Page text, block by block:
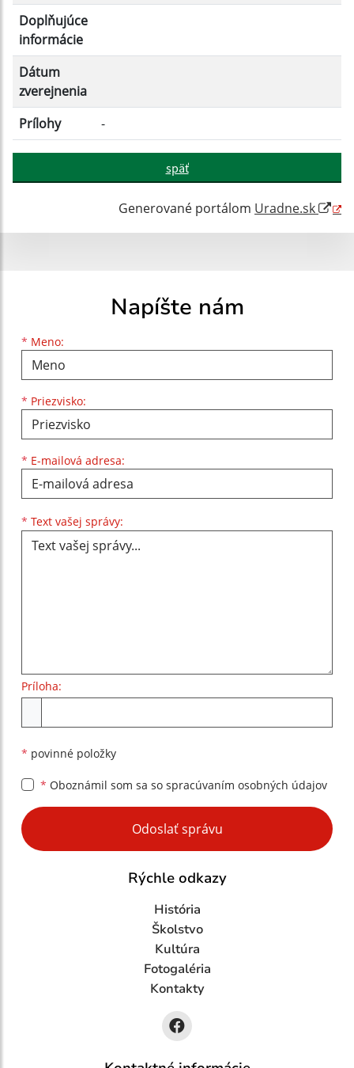
Doplňujúce
informácie
Dátum
zverejnenia
Prílohy
-
späť
Generované portálom Uradne.sk
Napíšte nám
* Meno:
Meno
* Priezvisko:
Priezvisko
* E-mailová adresa:
E-mailová adresa
* Text vašej správy:
Príloha:
* povinné položky
* Oboznámil som sa so spracúvaním osobných údajov
Google reCaptcha Response
Odoslať správu
Rýchle odkazy
História
Školstvo
Kultúra
Fotogaléria
Kontakty